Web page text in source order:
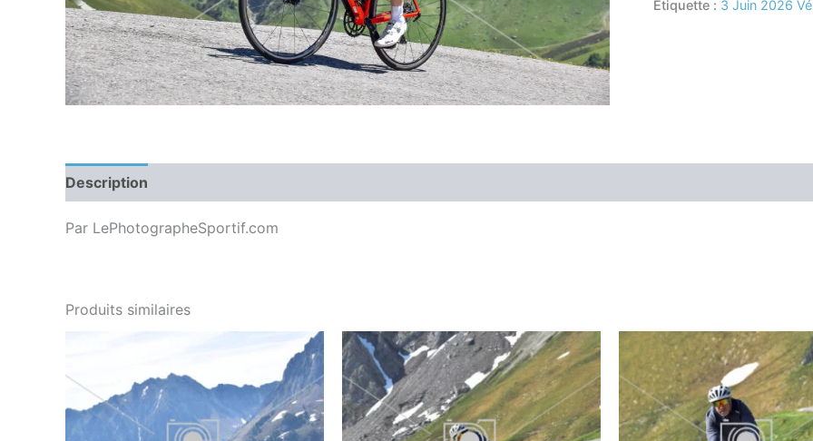
Étiquette : 3 Juin 2026
Description
Par LePhotographeSportif.com
Produits similaires